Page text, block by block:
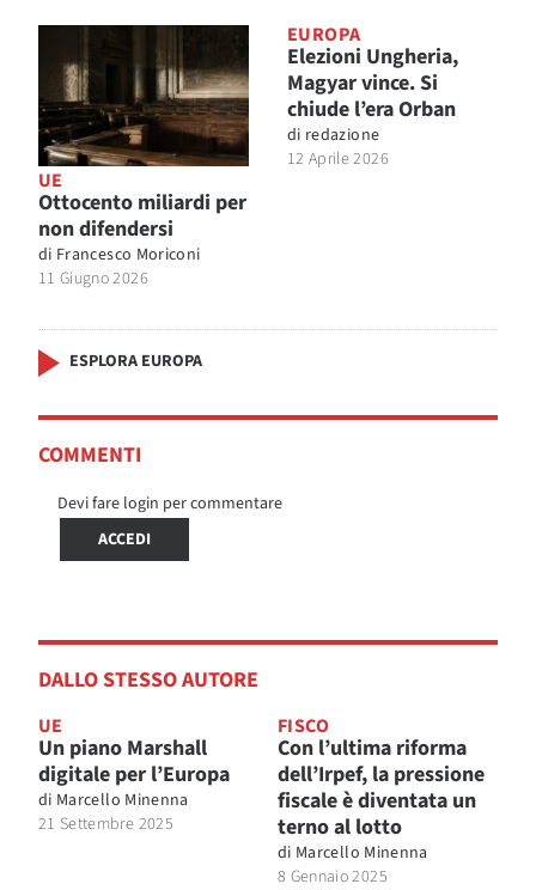
UE
Ottocento miliardi per
non difendersi
di Francesco Moriconi
11 Giugno 2026
EUROPA
Elezioni Ungheria,
Magyar vince. Si
chiude l’era Orban
di redazione
12 Aprile 2026
ESPLORA EUROPA
COMMENTI
Devi fare login per commentare
ACCEDI
DALLO STESSO AUTORE
UE
Un piano Marshall
digitale per l’Europa
di Marcello Minenna
21 Settembre 2025
FISCO
Con l’ultima riforma
dell’Irpef, la pressione
fiscale è diventata un
terno al lotto
di Marcello Minenna
8 Gennaio 2025